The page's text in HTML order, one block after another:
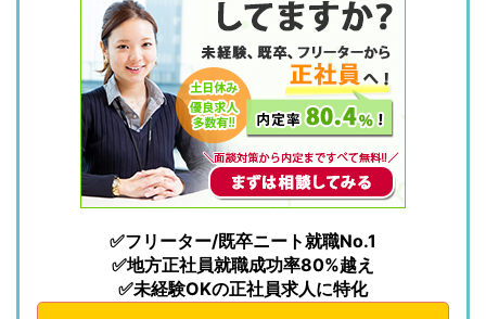
✅フリーター/既卒ニート就職No.1
✅地方正社員就職成功率80%越え
✅未経験OKの正社員求人に特化